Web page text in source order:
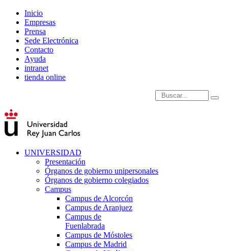
Inicio
Empresas
Prensa
Sede Electrónica
Contacto
Ayuda
intranet
tienda online
Introduce términos de
UNIVERSIDAD
Presentación
Órganos de gobierno unipersonales
Órganos de gobierno colegiados
Campus
Campus de Alcorcón
Campus de Aranjuez
Campus de
Fuenlabrada
Campus de Móstoles
Campus de Madrid